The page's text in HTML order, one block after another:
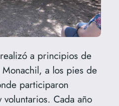
a principios de
a los pies de
participaron
Cada año